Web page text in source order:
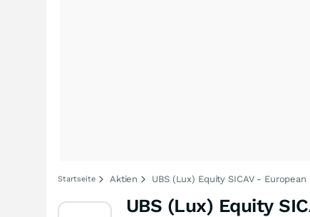
Startseite Aktien UBS (Lux) Equity SICAV -
UBS (Lux) Equity